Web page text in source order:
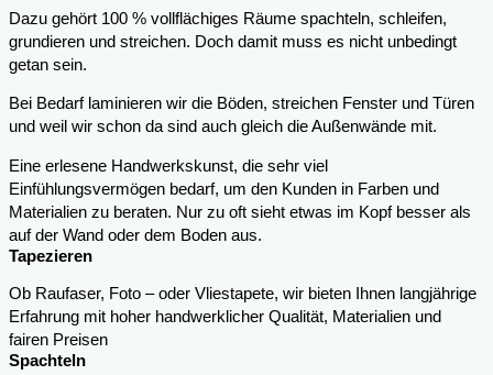
Dazu gehört 100 % vollflächiges Räume spachteln, schleifen,
grundieren und streichen. Doch damit muss es nicht unbedingt
getan sein.
Bei Bedarf laminieren wir die Böden, streichen Fenster und Türen
und weil wir schon da sind auch gleich die Außenwände mit.
Eine erlesene Handwerkskunst, die sehr viel
Einfühlungsvermögen bedarf, um den Kunden in Farben und
Materialien zu beraten. Nur zu oft sieht etwas im Kopf besser als
auf der Wand oder dem Boden aus.
Tapezieren
Ob Raufaser, Foto – oder Vliestapete, wir bieten Ihnen langjährige
Erfahrung mit hoher handwerklicher Qualität, Materialien und
fairen Preisen
Spachteln